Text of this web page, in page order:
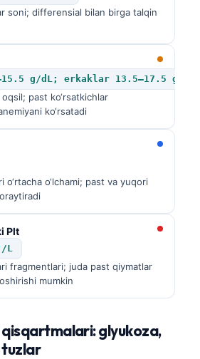
soni; differensial bilan birga talqin
g/dL; erkaklar 13.5–17.5 g/dL
past ko‘rsatkichlar
ko‘rsatadi
o‘rtacha o‘lchami; past va yuqori
Plt
L
fragmentlari; juda past qiymatlar
mumkin
qisqartmalari: glyukoza,
tuzlar